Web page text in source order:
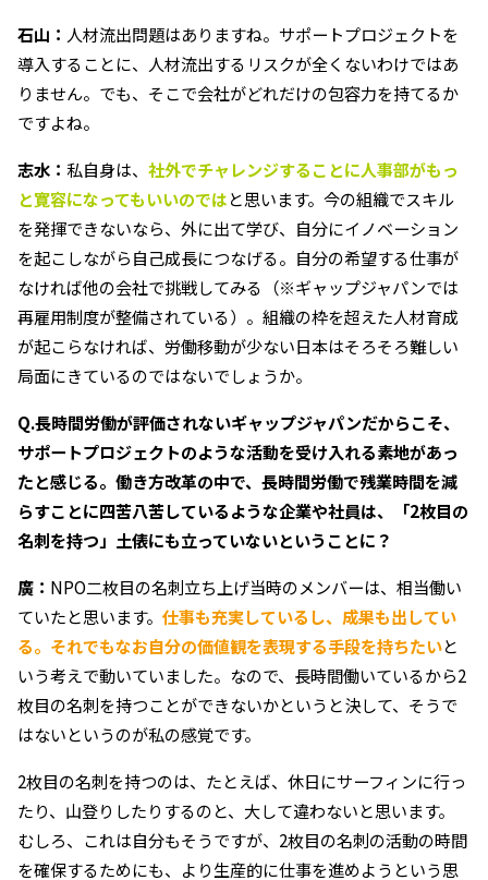
石山： 人材流出問題はありますね。サポートプロジェクトを
導入することに、人材流出するリスクが全くないわけではあ
りません。でも、そこで会社がどれだけの包容力を持てるか
ですよね。
志水：私自身は、社外でチャレンジすることに人事部がもっ
と寛容になってもいいのではと思います。今の組織でスキル
を発揮できないなら、外に出て学び、自分にイノベーション
を起こしながら自己成長につなげる。自分の希望する仕事が
なければ他の会社で挑戦してみる（※ギャップジャパンでは
再雇用制度が整備されている）。組織の枠を超えた人材育成
が起こらなければ、労働移動が少ない日本はそろそろ難しい
局面にきているのではないでしょうか。
Q.長時間労働が評価されないギャップジャパンだからこそ、
サポートプロジェクトのような活動を受け入れる素地があっ
たと感じる。働き方改革の中で、長時間労働で残業時間を減
らすことに四苦八苦しているような企業や社員は、「2枚目の
名刺を持つ」土俵にも立っていないということに？
廣： NPO二枚目の名刺立ち上げ当時のメンバーは、相当働い
ていたと思います。仕事も充実しているし、成果も出してい
る。それでもなお自分の価値観を表現する手段を持ちたいと
いう考えで動いていました。なので、長時間働いているから2
枚目の名刺を持つことができないかというと決して、そうで
はないというのが私の感覚です。
2枚目の名刺を持つのは、たとえば、休日にサーフィンに行っ
たり、山登りしたりするのと、大して違わないと思います。
むしろ、これは自分もそうですが、2枚目の名刺の活動の時間
を確保するためにも、より生産的に仕事を進めようという思